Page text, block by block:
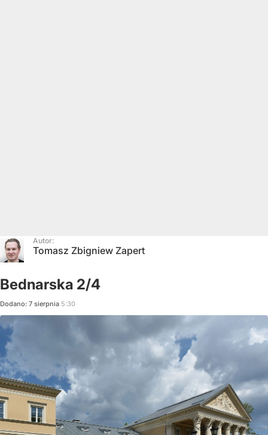
Autor:
Tomasz Zbigniew Zapert
Bednarska 2/4
Dodano: 7 sierpnia 5:30